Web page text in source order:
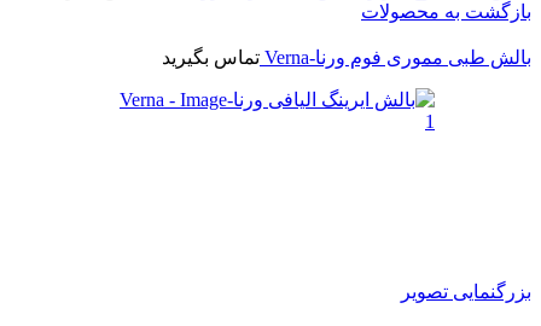
بازگشت به محصولات
بالش طبی مموری فوم ورنا-Verna تماس بگیرید
بزرگنمایی تصویر